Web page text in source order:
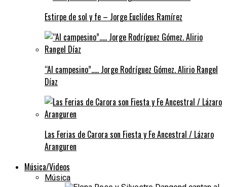
Estirpe de sol y fe – Jorge Euclídes Ramírez
“Al campesino”….. Jorge Rodríguez Gómez. Alirio Rangel
Díaz
Las Ferias de Carora son Fiesta y Fe Ancestral / Lázaro
Aranguren
Música/Videos
Música